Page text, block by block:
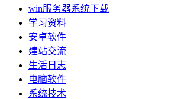
win服务器系统下载
学习资料
安卓软件
建站交流
生活日志
电脑软件
系统技术